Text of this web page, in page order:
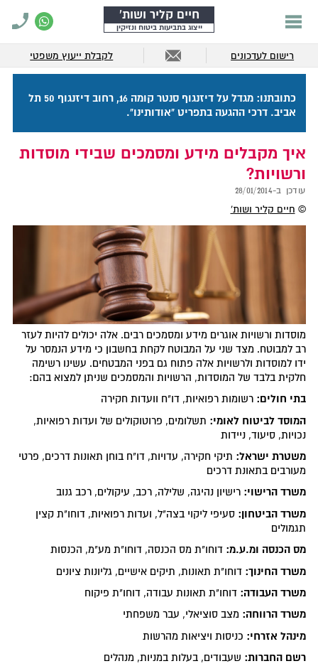
חיים קליר ושות'
ייצוג בתביעות ביטוח ונזיקין
רישום לעדכונים לקבלת ייעוץ משפטי
כתובתנו: מגדל על דיזנגוף סנטר קומה 16, רחוב דיזנגוף 50 תל
אביב. דרכי ההגעה בתפריט "אודותינו".
איך מקבלים מידע ומסמכים שבידי מוסדות
ורשויות?
עודכן ב-28/01/2014
© חיים קליר ושות'
מוסדות ורשויות אוגרים מידע ומסמכים רבים. אלה יכולים להיות לעזר
רב למבוטח. מצד שני על המבוטח לקחת בחשבון כי מידע הנמסר על
ידו למוסדות ולרשויות אלה פתוח גם בפני המבטחים. עשינו רשימה
חלקית בלבד של המוסדות, הרשויות והמסמכים שניתן למצוא בהם:
בתי חולים:רשומות רפואיות, דו"ח וועדות חקירה
המוסד לביטוח לאומי: תשלומים, פרוטוקולים של ועדות רפואיות,
נכויות, סיעוד, ניידות
משטרת ישראל: תיקי חקירה, עדויות, דו"ח בוחן תאונות דרכים, פרטי
מעורבים בתאונת דרכים
משרד הרישוי:רישיון נהיגה, שלילה, רכב, עיקולים, רכב גנוב
משרד הביטחון:סעיפי ליקוי בצה"ל, ועדות רפואיות, דוחו"ת קצין
תגמולים
מס הכנסה ומ.ע.מ:דוחו"ת מס הכנסה, דוחו"ת מע"מ, הכנסות
משרד החינוך:דוחו"ת תאונות, תיקים אישיים, גליונות ציונים
משרד העבודה:דוחו"ת תאונות עבודה, דוחו"ת פיקוח
משרד הרווחה: מצב סוציאלי, עבר משפחתי
מינהל אזרחי: כניסות ויציאות מהרשות
רשם החברות: שעבודים, בעלות במניות, מנהלים